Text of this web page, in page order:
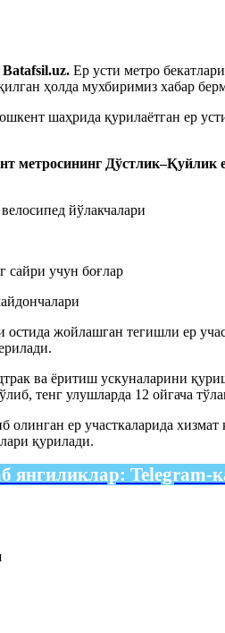
Ер усти метро
ҳолда мухбиримиз хабар
шаҳрида қурилаётган ер
метросининг Дўстлик–Қуйлик
йўлакчалари
сайри учун боғлар
остида жойлашган тегишли ер
ва ёритиш ускуналарини
тенг улушларда 12 ойгача
олинган ер участкаларида
қурилади.
янгиликлар: Telegram-